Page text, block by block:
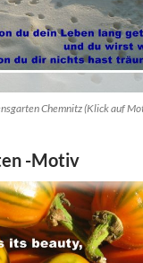
Chemnitz (Klick auf
-Motiv